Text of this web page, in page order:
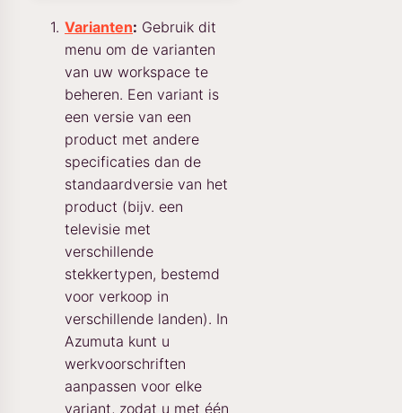
Varianten: Gebruik dit
menu om de varianten
van uw workspace te
beheren. Een variant is
een versie van een
product met andere
specificaties dan de
standaardversie van het
product (bijv. een
televisie met
verschillende
stekkertypen, bestemd
voor verkoop in
verschillende landen). In
Azumuta kunt u
werkvoorschriften
aanpassen voor elke
variant, zodat u met één